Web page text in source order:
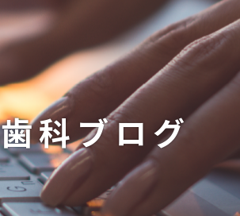
歯科ブログ